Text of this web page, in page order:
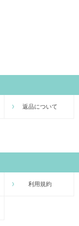
返品について
利用規約